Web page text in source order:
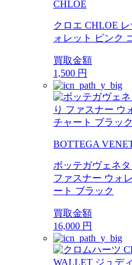
CHLOE
クロエ CHLOE
ォレット ピンク
買取金額
1,500 円
BOTTEGA
ボッテガヴェネ
ファスナー ウォ
ート ブラック
買取金額
16,000 円